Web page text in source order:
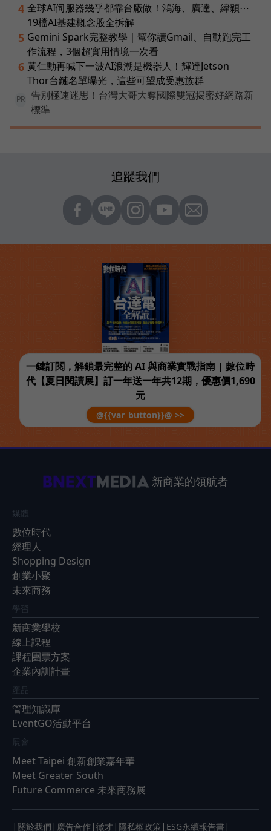
4 全球AI伺服器幾乎都靠台廠做！鴻海、廣達、緯穎⋯
19檔AI基建概念股全拆解
5 Gemini Spark完整教學｜幫你讀Gmail、自動跑完工
作流程，3個超實用情境一次看
6 黃仁勳再喊下一波AI浪潮是機器人！輝達Jetson
Thor台鏈名單曝光，這些可望成受惠族群
PR
告別極速迷思！台灣大哥大奪國際雙冠揭密好網路新
標準
追蹤我們
一鍵訂閱，解鎖最完整的 AI 與商業實戰指南 | 數位時
代【夏日閱讀展】訂一年送一年共12期，優惠價1,690
元
@{{var_button}}@ >>
新商業的領航者
媒體
數位時代
經理人
Shopping Design
創業小聚
未來商務
學習
新商業學校
線上課程
課程團票方案
企業內訓計畫
產品
管理知識庫
EventGO活動平台
展會
Meet Taipei 創新創業嘉年華
Meet Greater South
Future Commerce 未來商務展
| 關於我們 | 廣告合作 | 徵才 | 隱私權政策 | ESG永續報告書 |